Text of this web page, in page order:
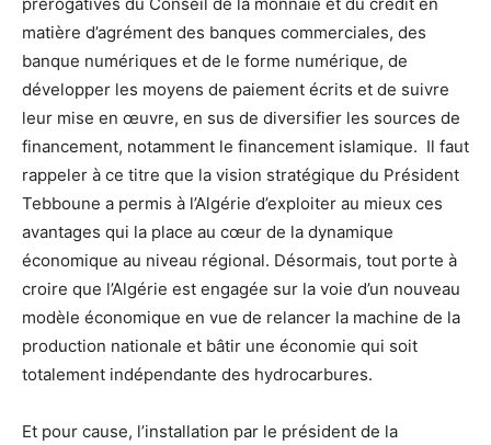
matière d’agrément des banques commerciales, des
banque numériques et de le forme numérique, de
développer les moyens de paiement écrits et de suivre
leur mise en œuvre, en sus de diversifier les sources de
financement, notamment le financement islamique. Il faut
rappeler à ce titre que la vision stratégique du Président
Tebboune a permis à l’Algérie d’exploiter au mieux ces
avantages qui la place au cœur de la dynamique
économique au niveau régional. Désormais, tout porte à
croire que l’Algérie est engagée sur la voie d’un nouveau
modèle économique en vue de relancer la machine de la
production nationale et bâtir une économie qui soit
totalement indépendante des hydrocarbures.
Et pour cause, l’installation par le président de la